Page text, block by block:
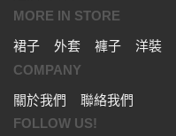
MORE IN STORE
裙子
外套 褲子 洋裝
COMPANY
關於我們
聯絡我們
FOLLOW US!